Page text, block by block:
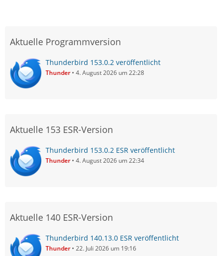
Aktuelle Programmversion
Thunderbird 153.0.2 veröffentlicht
Thunder 4. August 2026 um 22:28
Aktuelle 153 ESR-Version
Thunderbird 153.0.2 ESR veröffentlicht
Thunder 4. August 2026 um 22:34
Aktuelle 140 ESR-Version
Thunderbird 140.13.0 ESR veröffentlicht
Thunder 22. Juli 2026 um 19:16